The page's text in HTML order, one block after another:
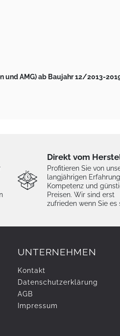
und AMG) ab Baujahr 12/2013-
Direkt vom
Profitieren Sie von
langjährigen
Kompetenz und
Preisen. Wir sind erst
zufrieden wenn Sie es
UNTERNEHMEN
Kontakt
Daten­schutz­erklärung
AGB
Impressum